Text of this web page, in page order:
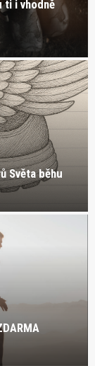
ti i vhodně
Světa běhu